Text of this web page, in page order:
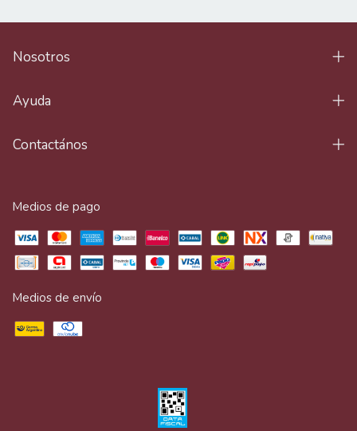
Nosotros
Ayuda
Contactános
Medios de pago
Medios de envío